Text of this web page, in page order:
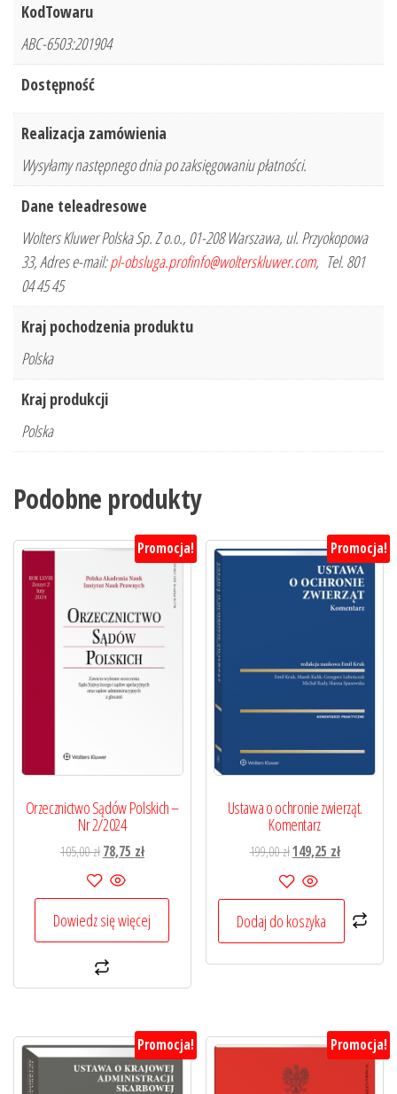
KodTowaru
ABC-6503:201904
Dostępność
Realizacja zamówienia
Wysyłamy następnego dnia po zaksięgowaniu płatności.
Dane teleadresowe
Wolters Kluwer Polska Sp. Z o.o., 01-208 Warszawa, ul. Przyokopowa
33, Adres e-mail:pl-obsluga.profinfo@wolterskluwer.com, Tel. 801
04 45 45
Kraj pochodzenia produktu
Polska
Kraj produkcji
Polska
Podobne produkty
Promocja!
Orzecznictwo Sądów Polskich –
Nr 2/2024
105,00złPierwotna
cena
wynosiła:
105,00 zł.
78,75 złAktualna
78,75 zł.
Dowiedz się więcej
Promocja!
Ustawa o ochronie zwierząt.
Komentarz
199,00złPierwotna
cena
wynosiła:
199,00 zł.
149,25 złAktualna
149,25 zł.
Dodaj do koszyka
Promocja! Promocja!